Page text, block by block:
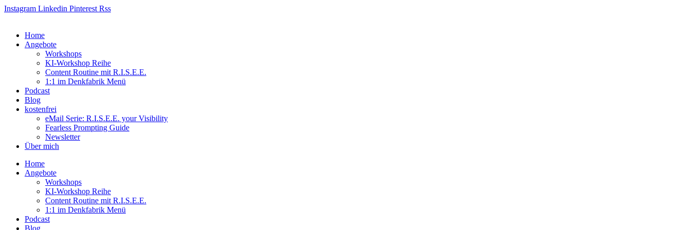
Zum
Instagram Linkedin Pinterest Rss
Home
Angebote
Workshops
KI-Workshop Reihe
Content Routine mit R.I.S.E.E.
1:1 im Denkfabrik Menü
Podcast
Blog
kostenfrei
eMail Serie: R.I.S.E.E. your Visibility
Fearless Prompting Guide
Newsletter
Über mich
Home
Angebote
Workshops
KI-Workshop Reihe
Content Routine mit R.I.S.E.E.
1:1 im Denkfabrik Menü
Podcast
Blog